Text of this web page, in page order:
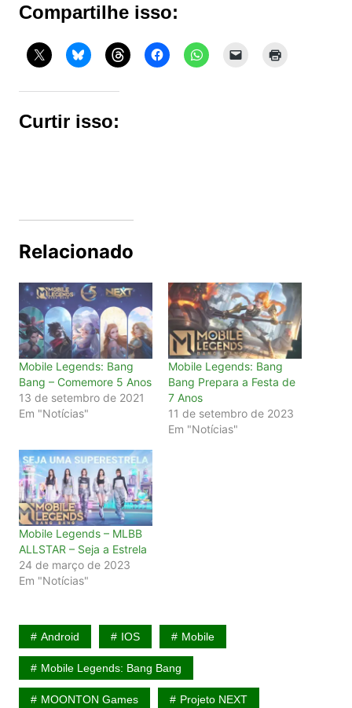
Compartilhe isso:
Curtir isso:
Relacionado
Mobile Legends: Bang
Bang – Comemore 5 Anos
13 de setembro de 2021
Em "Notícias"
Mobile Legends: Bang
Bang Prepara a Festa de
7 Anos
11 de setembro de 2023
Em "Notícias"
Mobile Legends – MLBB
ALLSTAR – Seja a Estrela
24 de março de 2023
Em "Notícias"
Android IOS Mobile
Mobile Legends: Bang Bang
MOONTON Games Projeto NEXT